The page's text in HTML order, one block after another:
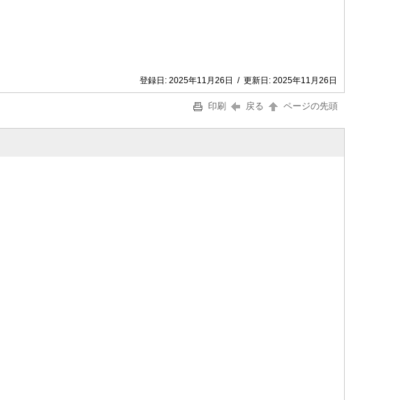
登録日: 2025年11月26日 / 更新日: 2025年11月26日
印刷 戻る ページの先頭